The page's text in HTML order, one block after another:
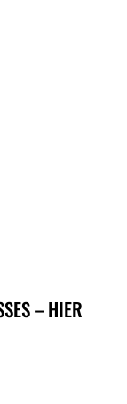
– HIER